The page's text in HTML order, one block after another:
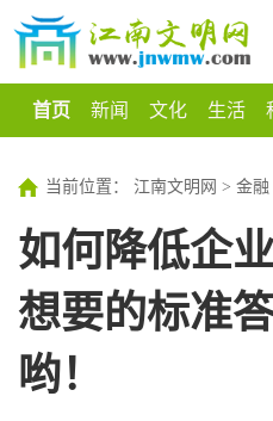
首页 新闻 文化 生活
当前位置： 江南文明网 > 金融
如何降低企
想要的标准
哟！